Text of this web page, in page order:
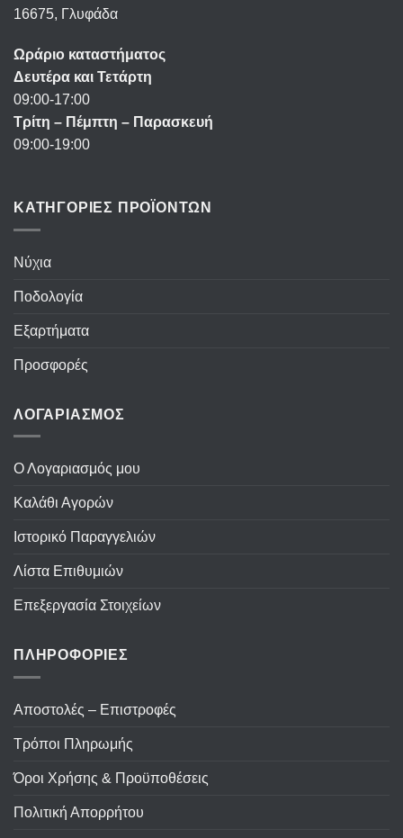
16675, Γλυφάδα
Ωράριο καταστήματος
Δευτέρα και Τετάρτη
09:00-17:00
Τρίτη – Πέμπτη – Παρασκευή
09:00-19:00
ΚΑΤΗΓΟΡΙΕΣ ΠΡΟΪΟΝΤΩΝ
Νύχια
Ποδολογία
Εξαρτήματα
Προσφορές
ΛΟΓΑΡΙΑΣΜΟΣ
Ο Λογαριασμός μου
Καλάθι Αγορών
Ιστορικό Παραγγελιών
Λίστα Επιθυμιών
Επεξεργασία Στοιχείων
ΠΛΗΡΟΦΟΡΙΕΣ
Αποστολές – Επιστροφές
Τρόποι Πληρωμής
Όροι Χρήσης & Προϋποθέσεις
Πολιτική Απορρήτου